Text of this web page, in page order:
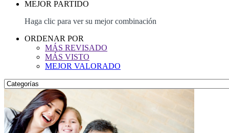
MEJOR PARTIDO
Haga clic para ver su mejor combinación
ORDENAR POR
MÁS REVISADO
MÁS VISTO
MEJOR VALORADO